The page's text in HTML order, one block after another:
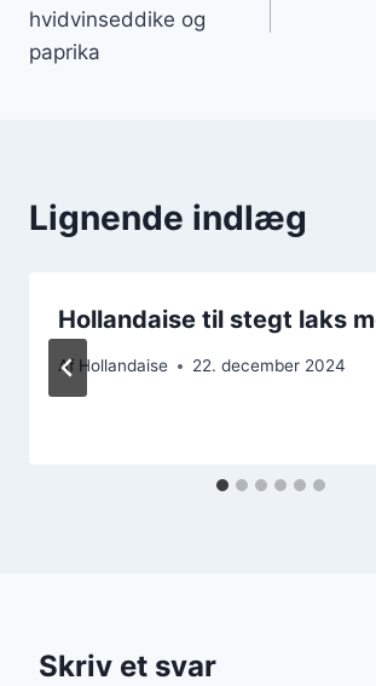
hvidvinseddike og
paprika
Lignende indlæg
Hollandaise til stegt laks
Af Hollandaise 22. december 2024
Skriv et svar